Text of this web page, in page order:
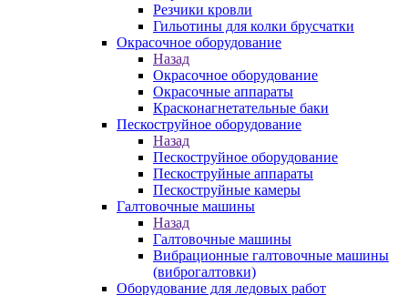
Резчики кровли
Гильотины для колки брусчатки
Окрасочное оборудование
Назад
Окрасочное оборудование
Окрасочные аппараты
Красконагнетательные баки
Пескоструйное оборудование
Назад
Пескоструйное оборудование
Пескоструйные аппараты
Пескоструйные камеры
Галтовочные машины
Назад
Галтовочные машины
Вибрационные галтовочные машины
(виброгалтовки)
Оборудование для ледовых работ